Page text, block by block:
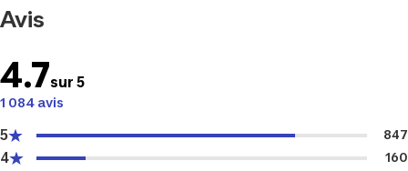
Avis
4.7sur 5
1 084 avis
5 847
4 160